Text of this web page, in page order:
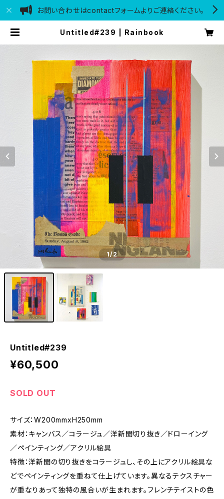
お問い合わせはcontactフォームよりご連絡ください。
Untitled#239 | Rainbook
1/2
Untitled#239
¥60,500
SOLD OUT
サイズ：W200mmxH250mm
素材：キャンバス／コラージュ／洋新聞切り抜き／ドローイング
／ペインティング／アクリル絵具
特徴：洋新聞の切り抜きをコラージュし、その上にアクリル絵具な
どでペインティングを重ねて仕上げています。異なるテクスチャー
が重なりあって独特の風合いが生まれます。フレンチテイストの色